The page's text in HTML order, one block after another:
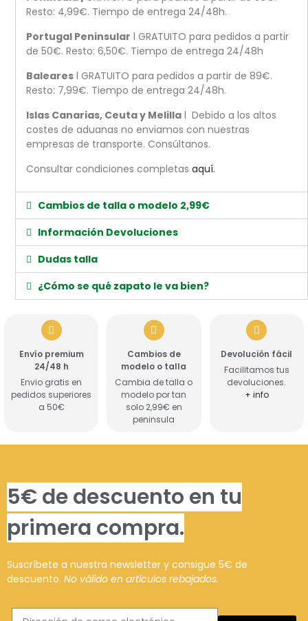
Resto: 4,99€. Tiempo de entrega 24/48h.
Portugal Peninsular l GRATUITO para pedidos a partir
de 50€. Resto: 6,50€. Tiempo de entrega 24/48h
Baleares l GRATUITO para pedidos a partir de 89€.
Resto: 7,99€. Tiempo de entrega 24/48h.
Islas Canarias, Ceuta y Melilla l Debido a los altos
costes de aduanas no enviamos con nuestras
empresas de transporte. Consúltanos.
Consultar condiciones completasaquí.
Cambios de talla o modelo 2,99€
Información Devoluciones
Dudas talla
¿Cómo se qué zapato le va bien?
Envío premium
24/48 h
Envio gratis en
pedidos superiores
a 50€
Cambios de
modelo o talla
Cambia de talla o
modelo por tan
solo 2,99€ en
peninsula
Devolución fácil
Facilitamos tus
devoluciones.
+ info
5€ de descuento en tu
primera compra.
Suscríbete a nuestra newsletter y consigue 5€ de
descuento. No válido en artículos rebajados.